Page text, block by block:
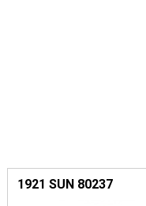
1921 SUN 80237